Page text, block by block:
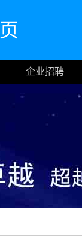
企业招聘